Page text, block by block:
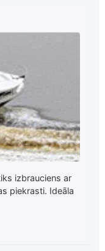
izbrauciens ar
piekrasti. Ideāla